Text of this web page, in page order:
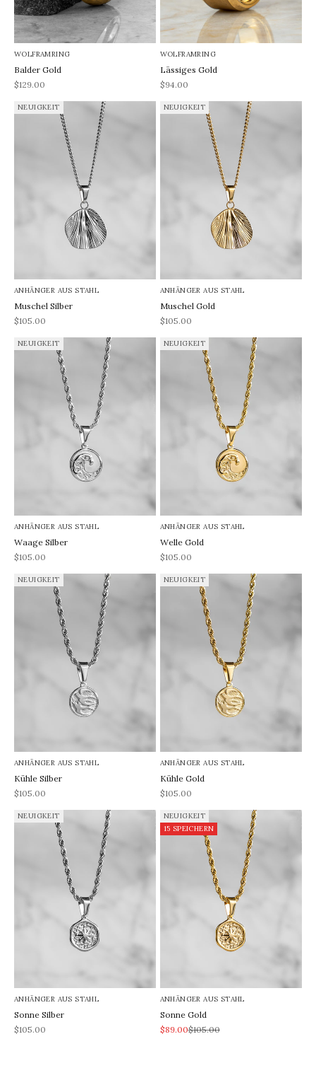
WOLFRAMRING
Balder Gold
REA-pris
$129.00
WOLFRAMRING
Lässiges Gold
REA-pris
$94.00
NEUIGKEIT
ANHÄNGER AUS STAHL
Muschel Silber
REA-pris
$105.00
NEUIGKEIT
ANHÄNGER AUS STAHL
Muschel Gold
REA-pris
$105.00
NEUIGKEIT
ANHÄNGER AUS STAHL
Waage Silber
REA-pris
$105.00
NEUIGKEIT
ANHÄNGER AUS STAHL
Welle Gold
REA-pris
$105.00
NEUIGKEIT
ANHÄNGER AUS STAHL
Kühle Silber
REA-pris
$105.00
NEUIGKEIT
ANHÄNGER AUS STAHL
Kühle Gold
REA-pris
$105.00
NEUIGKEIT
ANHÄNGER AUS STAHL
Sonne Silber
REA-pris
$105.00
NEUIGKEIT
15 SPEICHERN
ANHÄNGER AUS STAHL
Sonne Gold
REA-pris
$89.00Pris
$105.00